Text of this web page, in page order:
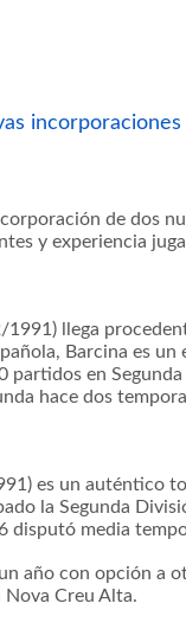
incorporaciones
de dos
y experiencia
1991) llega
Barcina es
partidos en
hace dos
es un auténtico
la Segunda
media
año con opción a
Nova Creu Alta.